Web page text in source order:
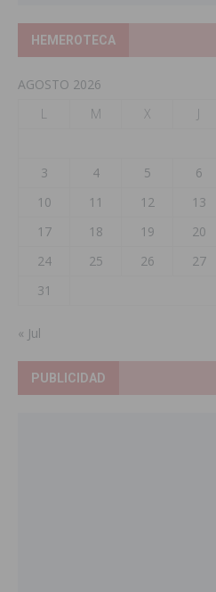
HEMEROTECA
AGOSTO 2026
L
M X J
3
4 5 6
10
11 12 13
17
18 19 20
24
25 26 27
31
« Jul
PUBLICIDAD